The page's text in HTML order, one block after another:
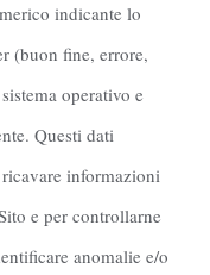
indicante lo
(buon fine, errore,
operativo e
Questi dati
informazioni
e per controllarne
anomalie e/o